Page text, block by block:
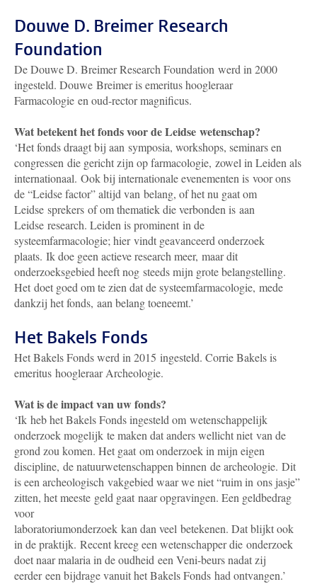
Douwe D. Breimer Research
Foundation
De Douwe D. Breimer Research Foundation werd in 2000
ingesteld. Douwe Breimer is emeritus hoogleraar
Farmacologie en oud-rector magnificus.
Wat betekent het fonds voor de Leidse wetenschap?
‘Het fonds draagt bij aan symposia, workshops, seminars en
congressen die gericht zijn op farmacologie, zowel in Leiden als
internationaal. Ook bij internationale evenementen is voor ons
de “Leidse factor” altijd van belang, of het nu gaat om
Leidse sprekers of om thematiek die verbonden is aan
Leidse research. Leiden is prominent in de
systeemfarmacologie; hier vindt geavanceerd onderzoek
plaats. Ik doe geen actieve research meer, maar dit
onderzoeksgebied heeft nog steeds mijn grote belangstelling.
Het doet goed om te zien dat de systeemfarmacologie, mede
dankzij het fonds, aan belang toeneemt.’
Het Bakels Fonds
Het Bakels Fonds werd in 2015 ingesteld. Corrie Bakels is
emeritus hoogleraar Archeologie.
Wat is de impact van uw fonds?
‘Ik heb het Bakels Fonds ingesteld om wetenschappelijk
onderzoek mogelijk te maken dat anders wellicht niet van de
grond zou komen. Het gaat om onderzoek in mijn eigen
discipline, de natuurwetenschappen binnen de archeologie. Dit
is een archeologisch vakgebied waar we niet “ruim in ons jasje”
zitten, het meeste geld gaat naar opgravingen. Een geldbedrag
voor
laboratoriumonderzoek kan dan veel betekenen. Dat blijkt ook
in de praktijk. Recent kreeg een wetenschapper die onderzoek
doet naar malaria in de oudheid een Veni-beurs nadat zij
eerder een bijdrage vanuit het Bakels Fonds had ontvangen.’